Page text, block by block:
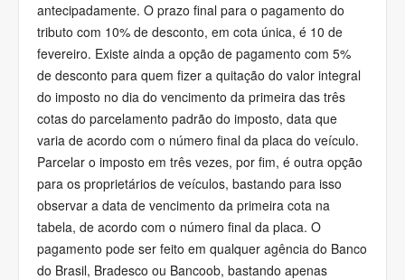
antecipadamente. O prazo final para o pagamento do
tributo com 10% de desconto, em cota única, é 10 de
fevereiro. Existe ainda a opção de pagamento com 5%
de desconto para quem fizer a quitação do valor integral
do imposto no dia do vencimento da primeira das três
cotas do parcelamento padrão do imposto, data que
varia de acordo com o número final da placa do veículo.
Parcelar o imposto em três vezes, por fim, é outra opção
para os proprietários de veículos, bastando para isso
observar a data de vencimento da primeira cota na
tabela, de acordo com o número final da placa. O
pagamento pode ser feito em qualquer agência do Banco
do Brasil, Bradesco ou Bancoob, bastando apenas